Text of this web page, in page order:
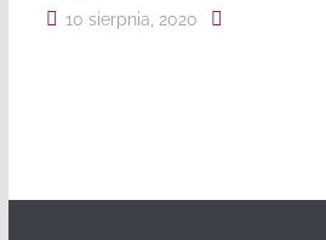
10 sierpnia, 2020